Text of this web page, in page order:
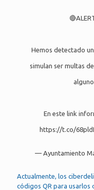
Hemos detectado
simulan ser multas
En este link
https://t.co/
— Ayuntamiento
Actualmente, los
códigos QR para usarlos